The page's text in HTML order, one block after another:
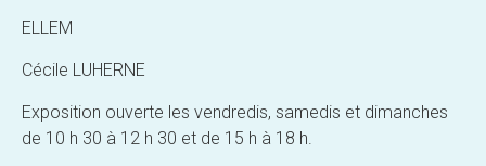
ELLEM
Cécile LUHERNE
Exposition ouverte les vendredis, samedis et dimanches
de 10 h 30 à 12 h 30 et de 15 h à 18 h.